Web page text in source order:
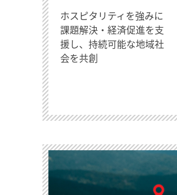
ホスピタリティを強みに
課題解決・経済促進を支
援し、持続可能な地域社
会を共創